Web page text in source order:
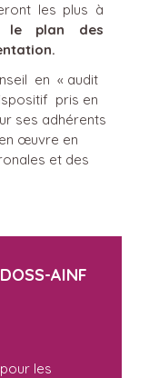
les plus à
plan des
en « audit
pris en
ses adhérents
œuvre en
et des
AINF
les